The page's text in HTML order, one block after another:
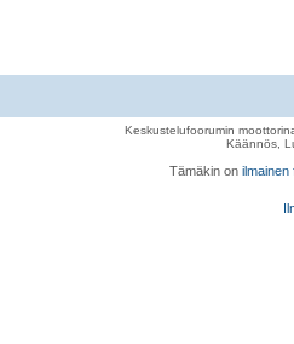
Keskustelufoorumin
Käännös,
Tämäkin on ilmainen